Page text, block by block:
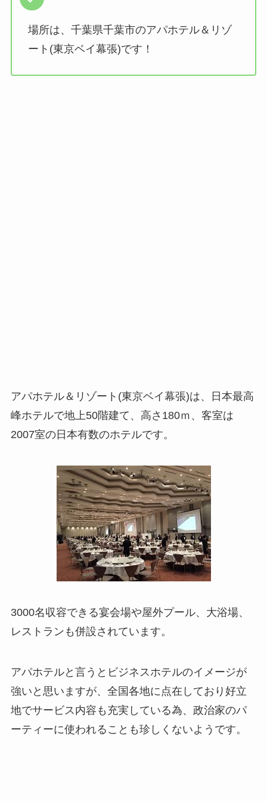
場所は、千葉県千葉市のアパホテル＆リゾ
ート(東京ベイ幕張)です！
アパホテル＆リゾート(東京ベイ幕張)は、日本最高
峰ホテルで地上50階建て、高さ180ｍ、客室は
2007室の日本有数のホテルです。
3000名収容できる宴会場や屋外プール、大浴場、
レストランも併設されています。
アパホテルと言うとビジネスホテルのイメージが
強いと思いますが、全国各地に点在しており好立
地でサービス内容も充実している為、政治家のパ
ーティーに使われることも珍しくないようです。